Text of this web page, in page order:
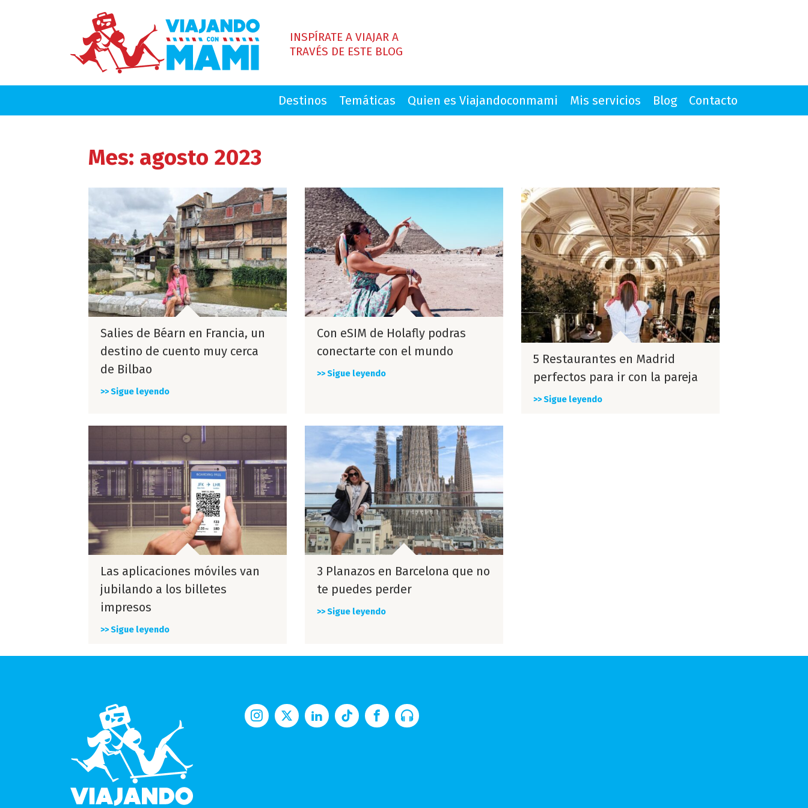
INSPÍRATE A VIAJAR A
TRAVÉS DE ESTE BLOG
Destinos Temáticas Quien es Viajandoconmami Mis servicios Blog Contacto
Mes: agosto 2023
Salies de Béarn en Francia, un
destino de cuento muy cerca
de Bilbao
>> Sigue leyendo
Con eSIM de Holafly podras
conectarte con el mundo
>> Sigue leyendo
5 Restaurantes en Madrid
perfectos para ir con la pareja
>> Sigue leyendo
Las aplicaciones móviles van
jubilando a los billetes
impresos
>> Sigue leyendo
3 Planazos en Barcelona que no
te puedes perder
>> Sigue leyendo